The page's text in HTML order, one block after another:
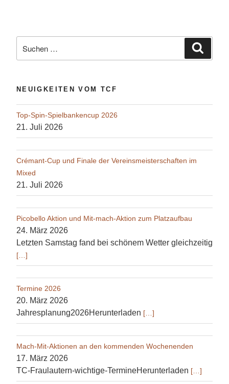
nach:
NEUIGKEITEN VOM TCF
Top-Spin-Spielbankencup 2026
21. Juli 2026
Crémant-Cup und Finale der Vereinsmeisterschaften im
Mixed
21. Juli 2026
Picobello Aktion und Mit-mach-Aktion zum Platzaufbau
24. März 2026
Letzten Samstag fand bei schönem Wetter gleichzeitig
[…]
Termine 2026
20. März 2026
Jahresplanung2026Herunterladen […]
Mach-Mit-Aktionen an den kommenden Wochenenden
17. März 2026
TC-Fraulautern-wichtige-TermineHerunterladen […]